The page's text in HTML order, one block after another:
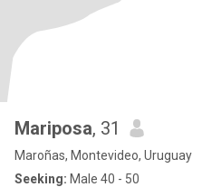
Mariposa, 31
Maroñas, Montevideo, Uruguay
Seeking: Male 40 - 50